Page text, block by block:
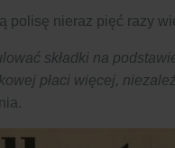
polisę nieraz pięć razy
składki na
płaci więcej,